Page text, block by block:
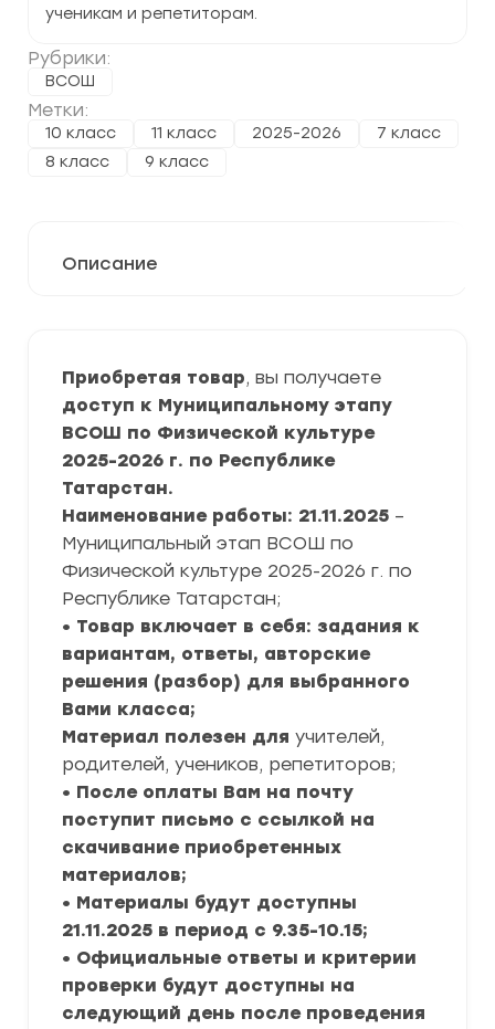
ученикам и репетиторам.
Рубрики:
ВСОШ
Метки:
10 класс 11 класс 2025-2026
7 класс
8 класс
9 класс
Описание
Приобретая товар, вы получаете
доступ к Муниципальному этапу
ВСОШ по Физической культуре
2025-2026 г. по Республике
Татарстан.
Наименование работы: 21.11.2025 –
Муниципальный этап ВСОШ по
Физической культуре 2025-2026 г. по
Республике Татарстан;
• Товар включает в себя: задания к
вариантам, ответы, авторские
решения (разбор) для выбранного
Вами класса;
Материал полезен для учителей,
родителей, учеников, репетиторов;
• После оплаты Вам на почту
поступит письмо с ссылкой на
скачивание приобретенных
материалов;
• Материалы будут доступны
21.11.2025 в период с 9.35-10.15;
• Официальные ответы и критерии
проверки будут доступны на
следующий день после проведения